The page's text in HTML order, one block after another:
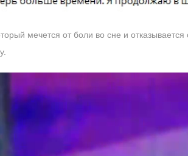
мечется от боли во сне и